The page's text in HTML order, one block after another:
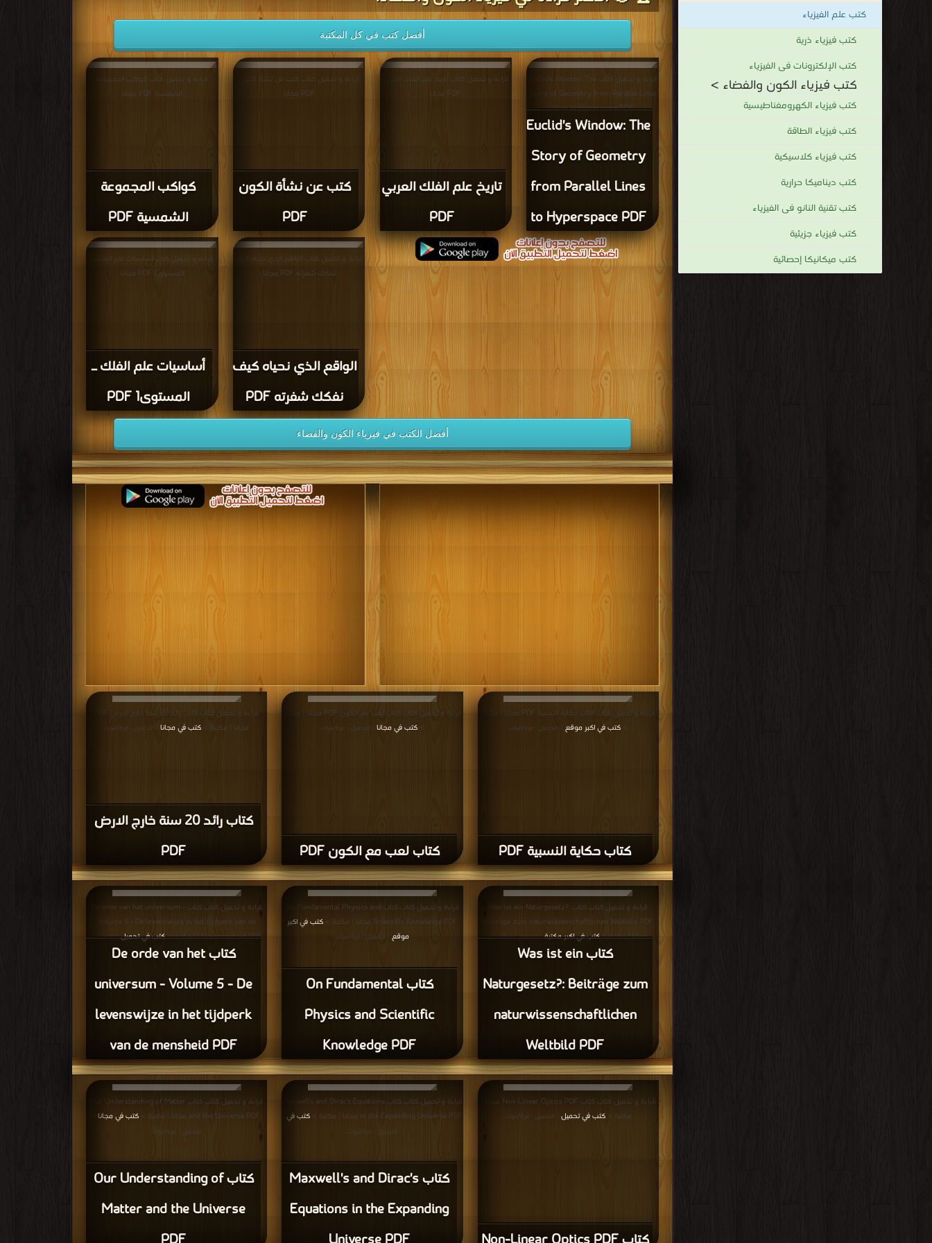
كتب علم الفيزياء
كتب فيزياء ذرية
كتب الإلكترونات فى الفيزياء
كتب فيزياء الكون والفضاء >
كتب فيزياء الكهرومغناطيسية
كتب فيزياء الطاقة
كتب فيزياء كلاسيكية
كتب ديناميكا حرارية
كتب تقنية النانو فى الفيزياء
كتب فيزياء جزيئية
كتب ميكانيكا إحصائية
أفضل كتب في كل المكتبة
كواكب المجموعة
الشمسية PDF
قراءة و تحميل كتاب كواكب المجموعة
الشمسية PDF مجانا
كتب عن نشأة الكون
PDF
قراءة و تحميل كتاب كتب عن نشأة الكون
PDF مجانا
تاريخ علم الفلك العربي
PDF
قراءة و تحميل كتاب تاريخ علم الفلك العربي
PDF مجانا
Euclid's Window: The
Story of Geometry
from Parallel Lines
to Hyperspace PDF
قراءة و تحميل كتاب Euclid's Window: The
Story of Geometry from Parallel Lines
to Hyperspace PDF مجانا
أساسيات علم الفلك ـ
المستوى1 PDF
قراءة و تحميل كتاب أساسيات علم الفلك ـ
المستوى1 PDF مجانا
الواقع الذي نحياه كيف
نفكك شفرته PDF
قراءة و تحميل كتاب الواقع الذي نحياه كيف
نفكك شفرته PDF مجانا
أفضل الكتب في فيزياء الكون والفضاء
كتاب رائد 20 سنة خارج الارض
PDF
قراءة و تحميل كتاب كتاب رائد 20 سنة خارج الارض PDF
مجانا | مكتبة > كتب في مجانا| التحميل : مرة/مرات
كتاب لعب مع الكون PDF
قراءة و تحميل كتاب كتاب لعب مع الكون PDF مجانا | مكتبة
>كتب في مجانا | التحميل : مرة/مرات
كتاب حكاية النسبية PDF
قراءة و تحميل كتاب كتاب حكاية النسبية PDF مجانا | مكتبة
>كتب في اكبر موقع | التحميل : مرة/مرات
كتاب De orde van het
universum - Volume 5 - De
levenswijze in het tijdperk
van de mensheid PDF
قراءة و تحميل كتاب كتاب De orde van het universum -
Volume 5 - De levenswijze in het tijdperk van de
mensheid PDF مجانا | مكتبة >
كتب في تحميل| التحميل :
مرة/مرات
كتاب On Fundamental
Physics and Scientific
Knowledge PDF
قراءة و تحميل كتاب كتاب On Fundamental Physics and
Scientific Knowledge PDF مجانا | مكتبة >
كتب في اكبر
موقع | التحميل : مرة/مرات
كتاب Was ist ein
Naturgesetz?: Beiträge zum
naturwissenschaftlichen
Weltbild PDF
قراءة و تحميل كتاب كتاب Was ist ein Naturgesetz?:
Beiträge zum naturwissenschaftlichen Weltbild PDF
مجانا | مكتبة >كتب في اكبر مكتبة| التحميل : مرة/مرات
كتاب Our Understanding of
Matter and the Universe
قراءة و تحميل كتاب كتاب Our Understanding of Matter
and the Universe PDF مجانا | مكتبة >
كتب في مجانا
التحميل : مرة/مرات
كتاب Maxwell's and Dirac's
Equations in the Expanding
قراءة و تحميل كتاب كتاب Maxwell's and Dirac's Equations
in the Expanding Universe PDF مجانا | مكتبة >
كتب في
التحميل : مرة/مرات
قراءة و تحميل كتاب كتاب Non-Linear Optics PDF مجانا |
مكتبة >كتب في تحميل | التحميل : مرة/مرات